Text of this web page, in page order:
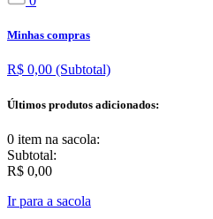
Minhas compras
R$ 0,00 (Subtotal)
Últimos produtos adicionados:
0 item na sacola:
Subtotal:
R$ 0,00
Ir para a sacola